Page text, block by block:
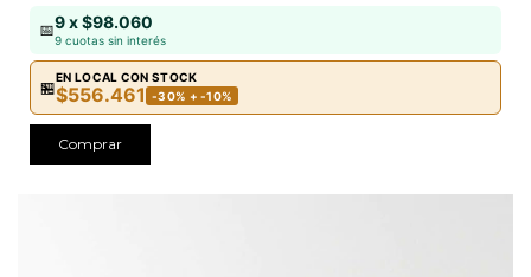
📅9 x $98.060
9 cuotas sin interés
🏪
EN LOCAL CON STOCK
$556.461 -30% + -10%
Comprar